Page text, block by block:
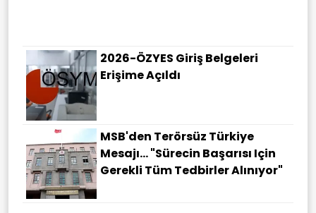
2026-ÖZYES Giriş Belgeleri
Erişime Açıldı
MSB'den Terörsüz Türkiye
Mesajı... "Sürecin Başarısı Için
Gerekli Tüm Tedbirler Alınıyor"